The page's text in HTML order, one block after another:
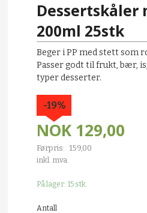
Dessertskåler
200ml 25stk
Beger i PP med stett som
Passer godt til frukt, bær,
typer desserter.
NOK 129,00
Førpris: 159,00
Rabatt
-19%
inkl. mva.
På lager: 15 stk.
Antall